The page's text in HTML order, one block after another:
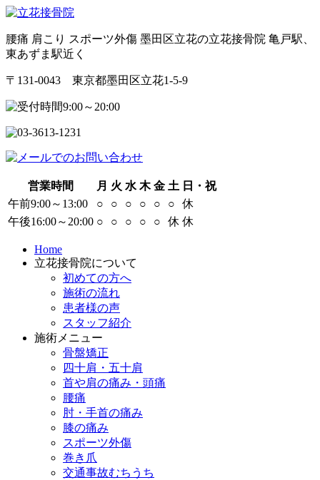
腰痛 肩こり スポーツ外傷 墨田区立花の立花接骨院 亀戸駅、
東あずま駅近く
〒131-0043 東京都墨田区立花1-5-9
営業時間 月 火 水 木 金 土 日・祝
午前9:00～13:00
○ ○ ○ ○ ○ ○
休
午後16:00～20:00 ○ ○ ○ ○ ○ 休 休
Home
立花接骨院について
初めての方へ
施術の流れ
患者様の声
スタッフ紹介
施術メニュー
骨盤矯正
四十肩・五十肩
首や肩の痛み・頭痛
腰痛
肘・手首の痛み
膝の痛み
スポーツ外傷
巻き爪
交通事故むちうち